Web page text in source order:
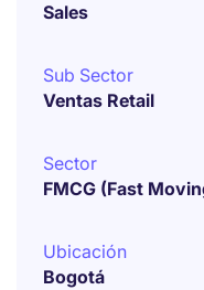
Sales
Sub Sector
Ventas Retail
Sector
FMCG (Fast
Ubicación
Bogotá